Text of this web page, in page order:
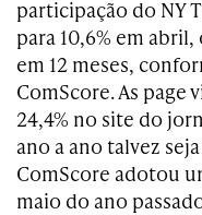
participação do NY
para 10,6% em
em 12 meses,
ComScore. As page
24,4% no site do
ano a ano talvez
ComScore adotou
maio do ano